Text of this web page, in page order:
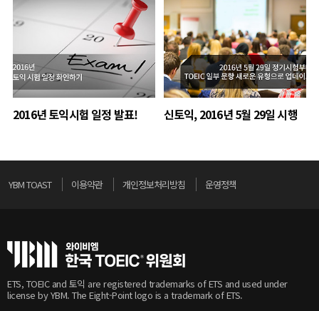
2016년 토익시험 일정 발표! 신토익, 2016년 5월 29일 시행
YBM TOAST 이용약관 개인정보처리방침 운영정책
ETS, TOEIC and 토익 are registered trademarks of ETS and used under
license by YBM. The Eight-Point logo is a trademark of ETS.